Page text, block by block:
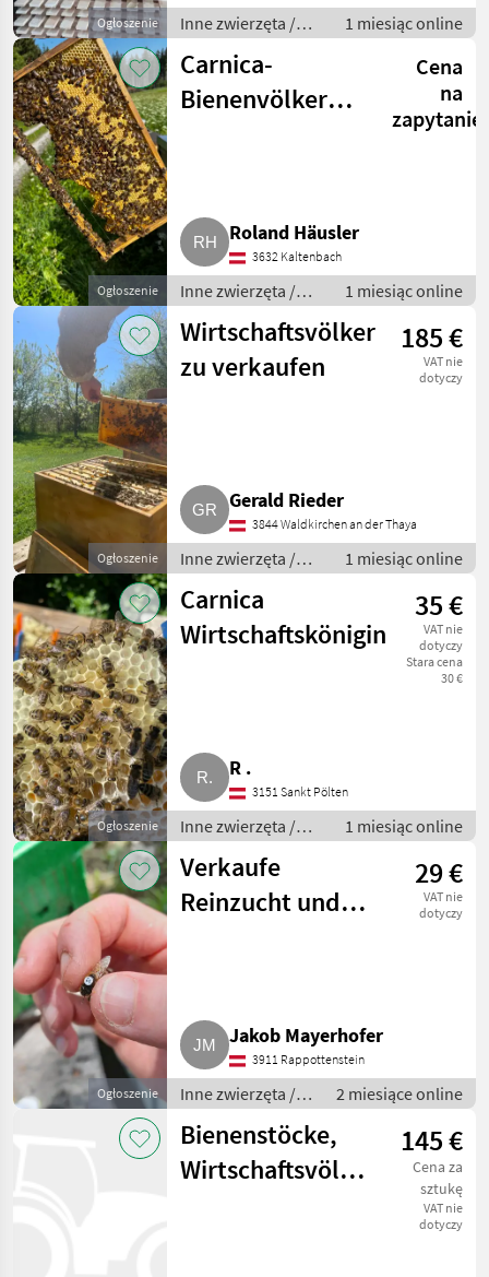
Ogłoszenie
Inne zwierzęta /
Pszczoły i
pszczelarstwo
1 miesiąc online
Ogłoszenie
Carnica-
Bienenvölker
Cena
na
zapytanie
Roland Häusler
3632 Kaltenbach
Inne zwierzęta /
Pszczoły i
pszczelarstwo
1 miesiąc online
Ogłoszenie
Wirtschaftsvölker
zu verkaufen
185 €
VAT nie
dotyczy
Gerald Rieder
3844 Waldkirchen an der Thaya
Inne zwierzęta /
Pszczoły i
pszczelarstwo
1 miesiąc online
Ogłoszenie
Carnica
Wirtschaftskönigin
35 €
VAT nie
dotyczy
Stara cena
30 €
R .
3151 Sankt Pölten
Inne zwierzęta /
Pszczoły i
pszczelarstwo
1 miesiąc online
Ogłoszenie
Verkaufe
Reinzucht und
29 €
VAT nie
dotyczy
Jakob Mayerhofer
3911 Rappottenstein
Inne zwierzęta /
Pszczoły i
pszczelarstwo
2 miesiące online
Bienenstöcke,
Wirtschaftsvölker
145 €
Cena za
sztukę
VAT nie
dotyczy